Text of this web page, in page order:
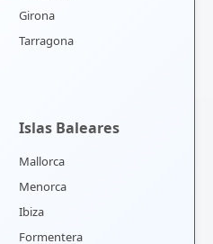
Girona
Tarragona
Islas Baleares
Mallorca
Menorca
Ibiza
Formentera